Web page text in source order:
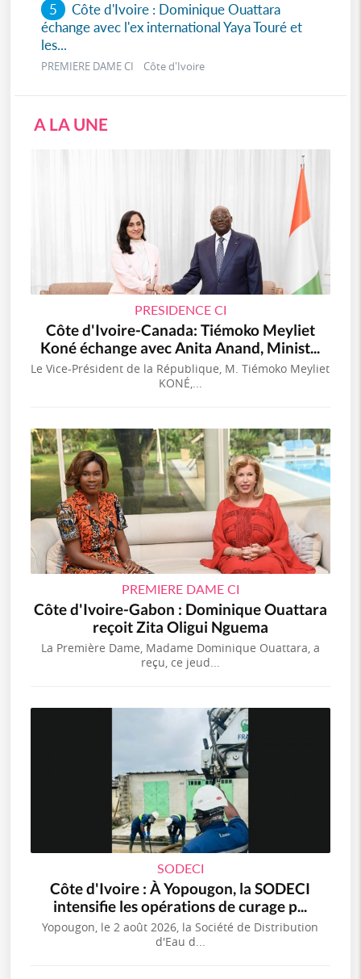
5 Côte d'Ivoire : Dominique Ouattara
échange avec l'ex international Yaya Touré et
les...
PREMIERE DAME CI Côte d'Ivoire
A LA UNE
PRESIDENCE CI
Côte d'Ivoire-Canada: Tiémoko Meyliet
Koné échange avec Anita Anand, Minist...
Le Vice-Président de la République, M. Tiémoko Meyliet
KONÉ,...
PREMIERE DAME CI
Côte d'Ivoire-Gabon : Dominique Ouattara
reçoit Zita Oligui Nguema
La Première Dame, Madame Dominique Ouattara, a
reçu, ce jeud...
SODECI
Côte d'Ivoire : À Yopougon, la SODECI
intensifie les opérations de curage p...
Yopougon, le 2 août 2026, la Société de Distribution
d'Eau d...